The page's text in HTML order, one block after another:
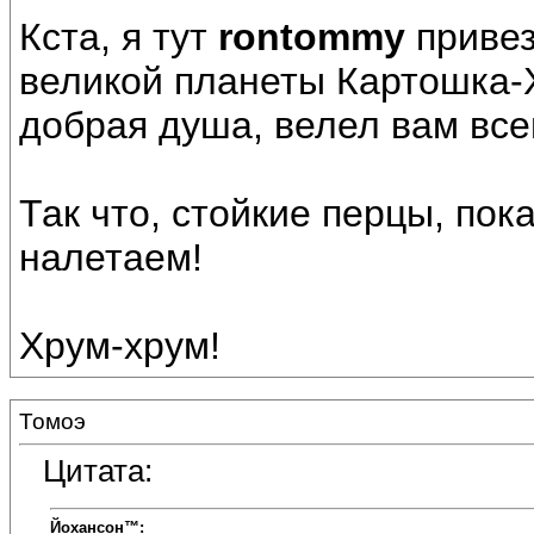
Кста, я тут rontommy
великой планеты
добрая душа, велел вам
Так что, стойкие перцы,
налетаем!
Хрум-хрум!
Томоэ
Цитата:
Йохансон™: